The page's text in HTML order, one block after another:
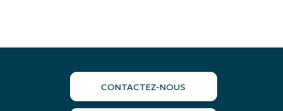
CONTACTEZ-NOUS